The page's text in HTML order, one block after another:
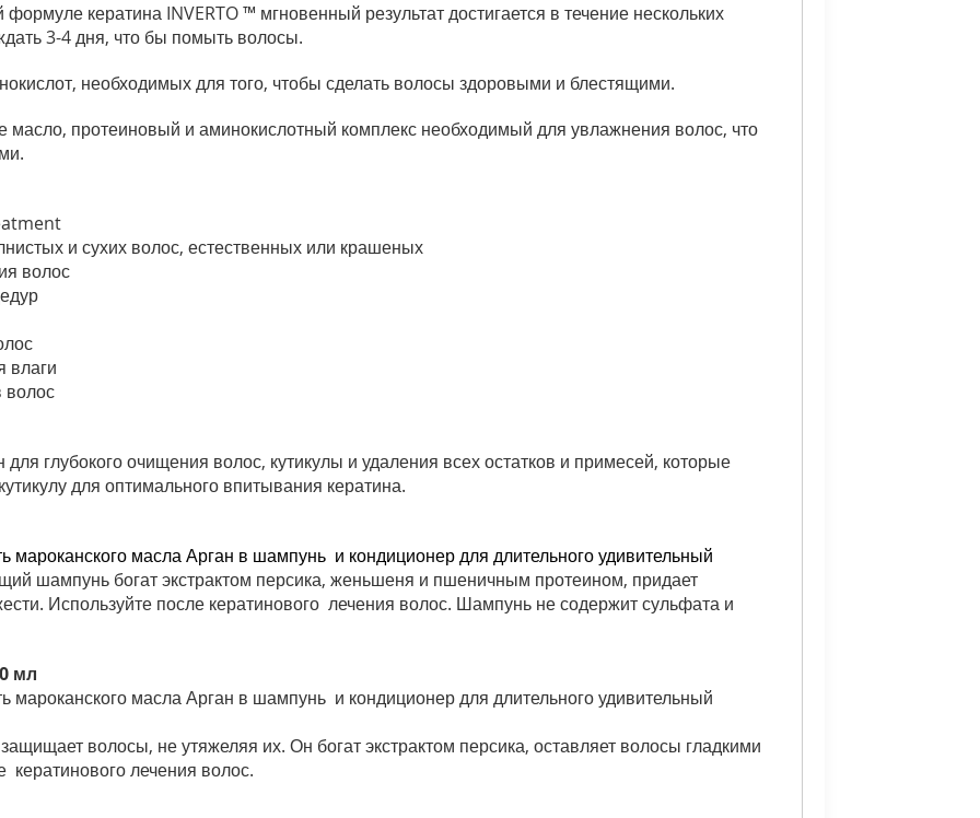
кератина INVERTO ™ мгновенный результат достигается в течение нескольких
3-4 дня, что бы помыть волосы.
необходимых для того, чтобы сделать волосы здоровыми и блестящими.
масло, протеиновый и аминокислотный комплекс необходимый для увлажнения волос, что
и сухих волос, естественных или крашеных
волос
влаги
волос
глубокого очищения волос, кутикулы и удаления всех остатков и примесей, которые
для оптимального впитывания кератина.
мароканского масла Арган в шампунь и кондиционердля длительногоудивительный
шампунь богат экстрактом персика, женьшеня и пшеничным протеином, придает
Используйте после кератинового лечения волос. Шампунь не содержит сульфата и
мл
мароканского масла Арган в шампунь и кондиционердля длительногоудивительный
волосы, не утяжеляя их. Он богат экстрактом персика, оставляет волосы гладкими
лечения волос.